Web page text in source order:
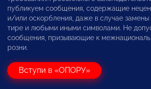
публикуем сообщения, содержащие
и/или оскорбления, даже в случае замены
тире и любыми иными символами. Не
сообщения, призывающие к
розни.
Вступи в «ОПОРУ»